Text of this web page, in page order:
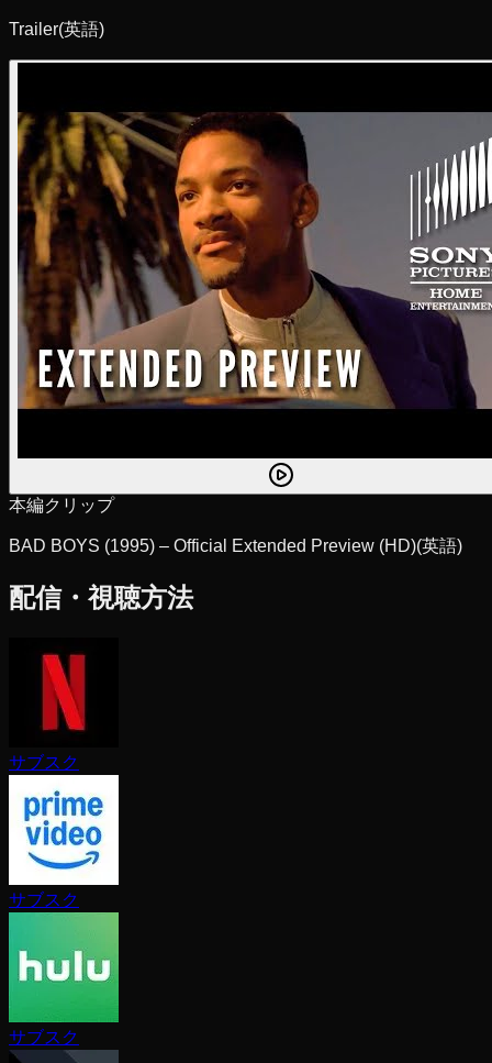
Trailer(英語)
本編クリップ
BAD BOYS (1995) – Official Extended Preview (HD)(英語)
配信・視聴方法
サブスク
サブスク
サブスク